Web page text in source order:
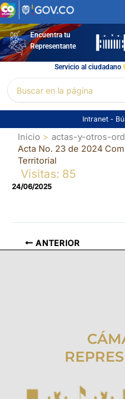
Ir
al
contenidoEncuentra tu
Representante
Servicio al ciudadano l
por:
Intranet -
Inicio
actas-y-otros-
Acta No. 23 de 2024
Territorial
Visitas: 85
24/06/2025
ANTERIOR